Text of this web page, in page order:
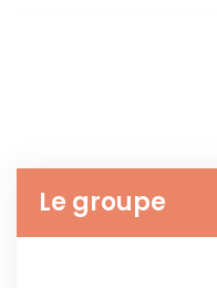
Le groupe